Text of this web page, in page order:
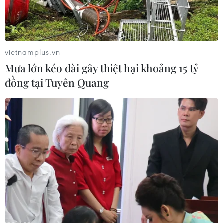
Người dân đeo khẩu trang phòng dịch COVID-19 tại Cairo, Ai
Cập. (Ảnh: THX/TTXVN)
Theo phóng viên TTXVN tại châu Phi, ngày
15/10, Giám đốc phụ trách khu vực châu Phi của
Tổ chức Y tế Thế giới (WHO) Matshidiso Moeti
vietnamplus.vn
Mưa lớn kéo dài gây thiệt hại khoảng 15 tỷ
đồng tại Tuyên Quang